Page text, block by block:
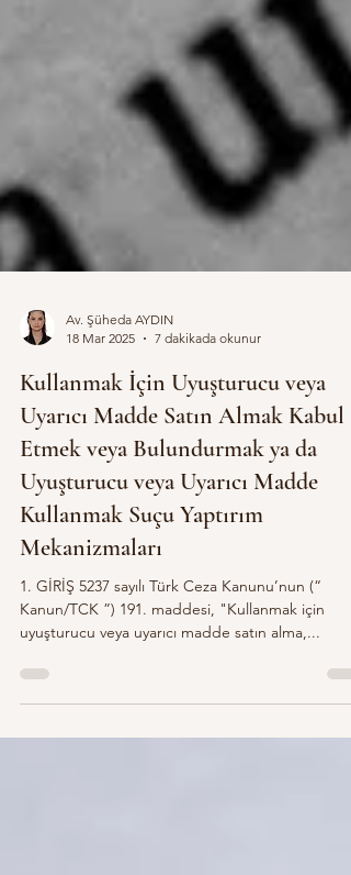
18 Mar 2025
7 dakikada okunur
Kullanmak İçin Uyuşturucu veya
Uyarıcı Madde Satın Almak Kabul
Etmek veya Bulundurmak ya da
Uyuşturucu veya Uyarıcı Madde
Kullanmak Suçu Yaptırım
Mekanizmaları
uyuşturucu veya uyarıcı madde satın alma,...